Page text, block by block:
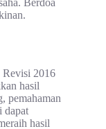
Berdoa
2016
hasil
pemahaman
dapat
hasil